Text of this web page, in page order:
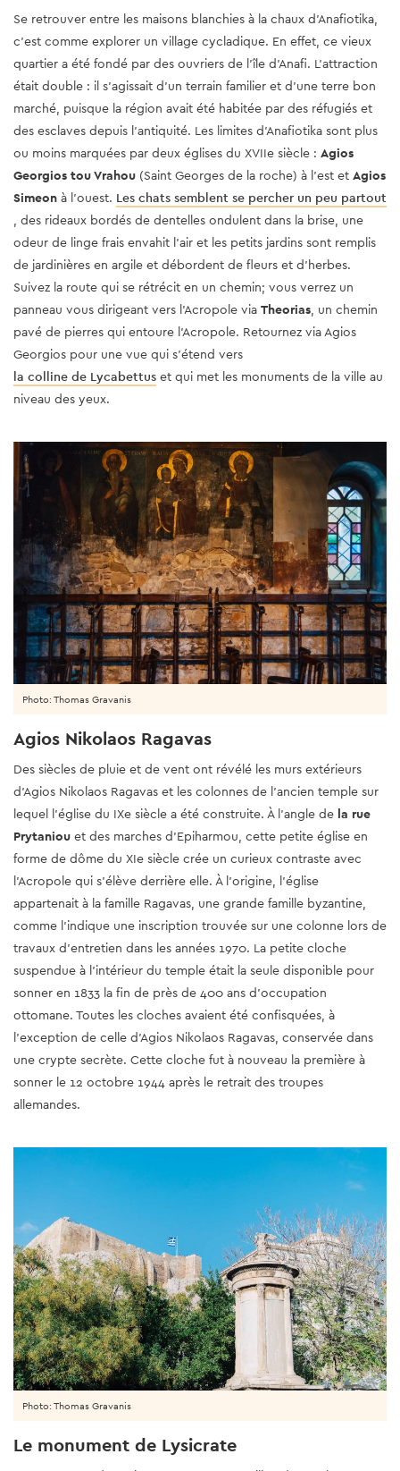
Se retrouver entre les maisons blanchies à la chaux d’Anafiotika,
c’est comme explorer un village cycladique. En effet, ce vieux
quartier a été fondé par des ouvriers de l'île d'Anafi. L'attraction
était double : il s’agissait d’un terrain familier et d’une terre bon
marché, puisque la région avait été habitée par des réfugiés et
des esclaves depuis l'antiquité. Les limites d'Anafiotika sont plus
ou moins marquées par deux églises du XVIIe siècle : Agios
Georgios tou Vrahou (Saint Georges de la roche) à l'est et Agios
Simeon à l'ouest. Les chats semblent se percher un peu partout
, des rideaux bordés de dentelles ondulent dans la brise, une
odeur de linge frais envahit l'air et les petits jardins sont remplis
de jardinières en argile et débordent de fleurs et d'herbes.
Suivez la route qui se rétrécit en un chemin; vous verrez un
panneau vous dirigeant vers l’Acropole via Theorias, un chemin
pavé de pierres qui entoure l’Acropole. Retournez via Agios
Georgios pour une vue qui s'étend vers
la colline de Lycabettus et qui met les monuments de la ville au
niveau des yeux.
Agios Nikolaos Ragavas
Des siècles de pluie et de vent ont révélé les murs extérieurs
d'Agios Nikolaos Ragavas et les colonnes de l'ancien temple sur
lequel l'église du IXe siècle a été construite. À l'angle de la rue
Prytaniou et des marches d'Epiharmou, cette petite église en
forme de dôme du XIe siècle crée un curieux contraste avec
l'Acropole qui s'élève derrière elle. À l'origine, l'église
appartenait à la famille Ragavas, une grande famille byzantine,
comme l'indique une inscription trouvée sur une colonne lors de
travaux d'entretien dans les années 1970. La petite cloche
suspendue à l'intérieur du temple était la seule disponible pour
sonner en 1833 la fin de près de 400 ans d'occupation
ottomane. Toutes les cloches avaient été confisquées, à
l'exception de celle d'Agios Nikolaos Ragavas, conservée dans
une crypte secrète. Cette cloche fut à nouveau la première à
sonner le 12 octobre 1944 après le retrait des troupes
allemandes.
Photo: Thomas Gravanis
Photo: Thomas Gravanis
Le monument de Lysicrate